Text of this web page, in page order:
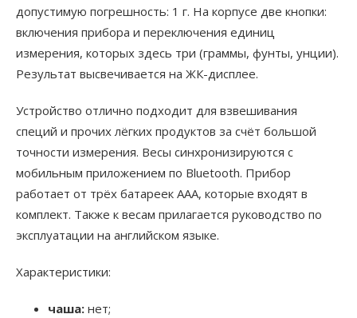
допустимую погрешность: 1 г. На корпусе две кнопки:
включения прибора и переключения единиц
измерения, которых здесь три (граммы, фунты, унции).
Результат высвечивается на ЖК-дисплее.
Устройство отлично подходит для взвешивания
специй и прочих лёгких продуктов за счёт большой
точности измерения. Весы синхронизируются с
мобильным приложением по Bluetooth. Прибор
работает от трёх батареек ААА, которые входят в
комплект. Также к весам прилагается руководство по
эксплуатации на английском языке.
Характеристики:
чаша: нет;